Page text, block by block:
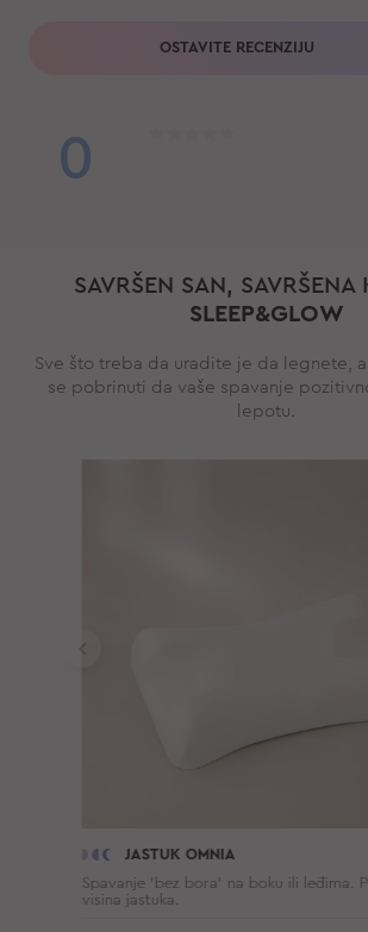
OSTAVITE RECENZIJU
0
SAVRŠEN SAN, SAVRŠENA
SLEEP&GLOW
Sve što treba da uradite je da legnete,
se pobrinuti da vaše spavanje
lepotu.
JASTUK OMNIA
Spavanje 'bez bora' na boku ili leđima.
visina jastuka.